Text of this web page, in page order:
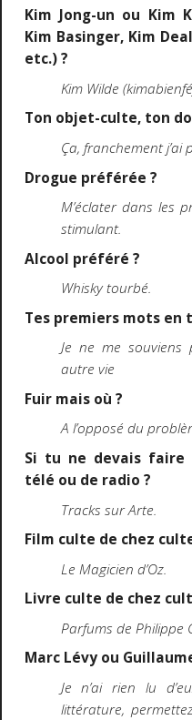
Kim Jong-un ou Kim
Kim Basinger, Kim
etc.) ?
Kim Wilde
Ton objet-culte, ton
Ça, franchement j’ai
Drogue préférée ?
M’éclater dans les
stimulant.
Alcool préféré ?
Whisky tourbé.
Tes premiers mots en
Je ne me
autre vie
Fuir mais où ?
A l’opposé du
Si tu ne devais faire
télé ou de radio ?
Tracks sur Arte.
Film culte de chez
Le Magicien d’Oz.
Livre culte de chez
Parfums de Philippe
Marc Lévy ou
Je n’ai rien lu
littérature,